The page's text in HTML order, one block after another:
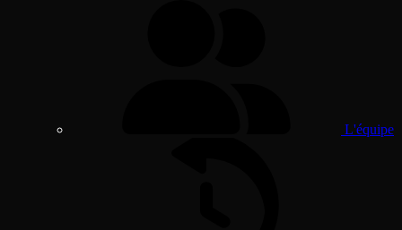
L'équipe